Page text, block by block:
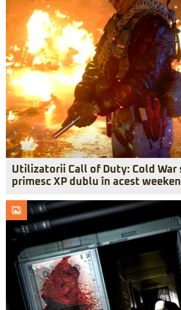
Utilizatorii Call of Duty: Cold War
primesc XP dublu în acest